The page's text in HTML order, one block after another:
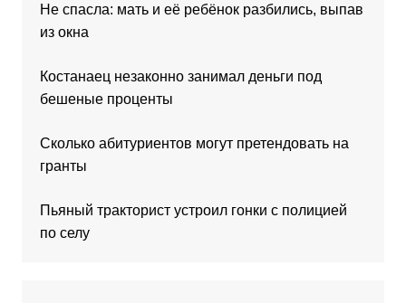
Не спасла: мать и её ребёнок разбились, выпав
из окна
Костанаец незаконно занимал деньги под
бешеные проценты
Сколько абитуриентов могут претендовать на
гранты
Пьяный тракторист устроил гонки с полицией
по селу